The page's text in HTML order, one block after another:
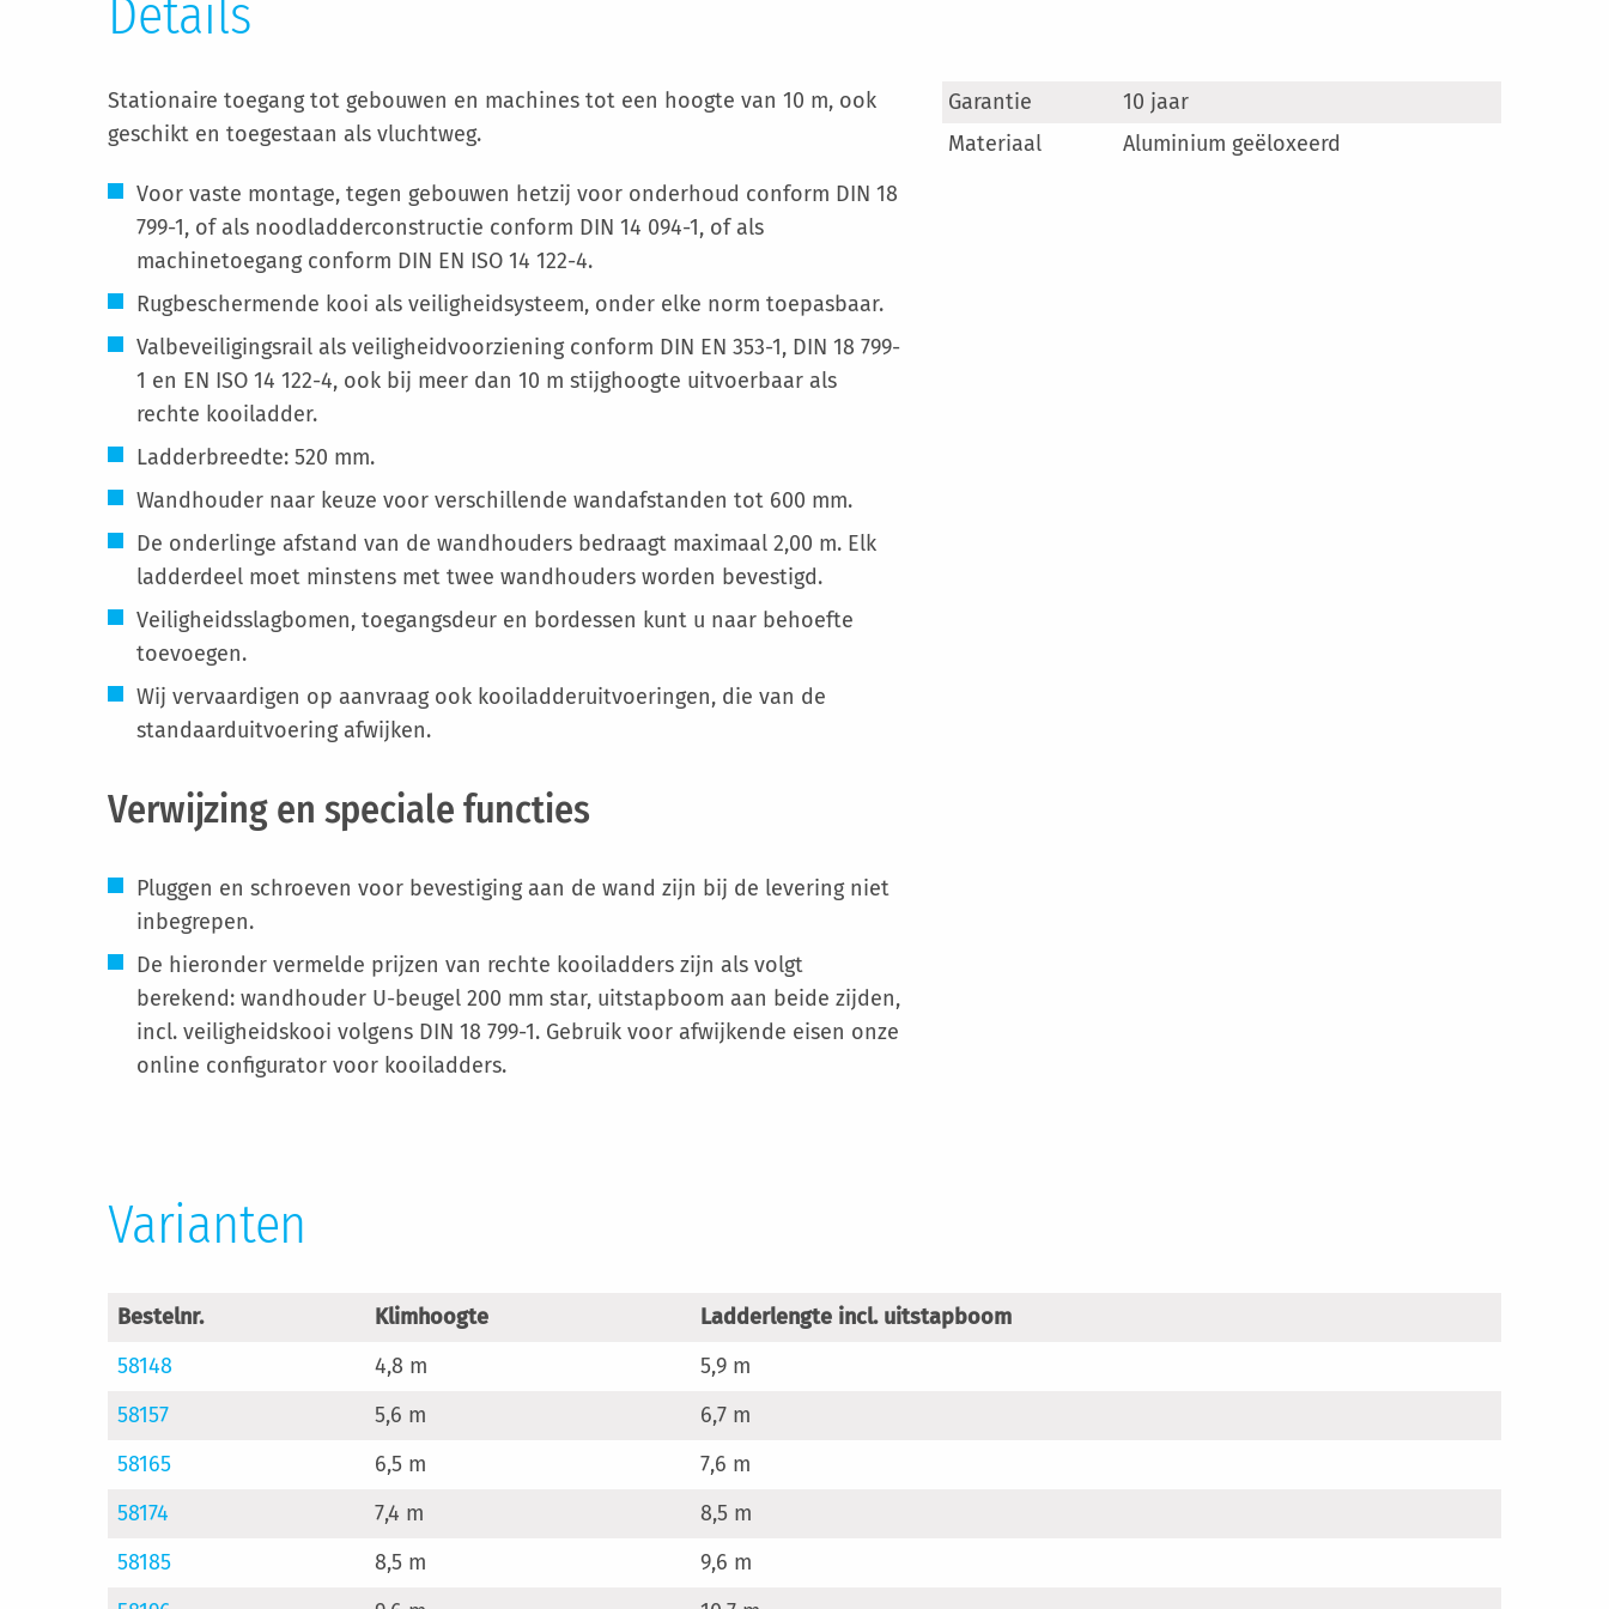
Details
Stationaire toegang tot gebouwen en machines tot een hoogte van 10 m, ook
geschikt en toegestaan als vluchtweg.
Voor vaste montage, tegen gebouwen hetzij voor onderhoud conform DIN 18
799-1, of als noodladderconstructie conform DIN 14 094-1, of als
machinetoegang conform DIN EN ISO 14 122-4.
Rugbeschermende kooi als veiligheidsysteem, onder elke norm toepasbaar.
Valbeveiligingsrail als veiligheidvoorziening conform DIN EN 353-1, DIN 18 799-
1 en EN ISO 14 122-4, ook bij meer dan 10 m stijghoogte uitvoerbaar als
rechte kooiladder.
Ladderbreedte: 520 mm.
Wandhouder naar keuze voor verschillende wandafstanden tot 600 mm.
De onderlinge afstand van de wandhouders bedraagt maximaal 2,00 m. Elk
ladderdeel moet minstens met twee wandhouders worden bevestigd.
Veiligheidsslagbomen, toegangsdeur en bordessen kunt u naar behoefte
toevoegen.
Wij vervaardigen op aanvraag ook kooiladderuitvoeringen, die van de
standaarduitvoering afwijken.
Verwijzing en speciale functies
Pluggen en schroeven voor bevestiging aan de wand zijn bij de levering niet
inbegrepen.
De hieronder vermelde prijzen van rechte kooiladders zijn als volgt
berekend: wandhouder U-beugel 200 mm star, uitstapboom aan beide zijden,
incl. veiligheidskooi volgens DIN 18 799-1. Gebruik voor afwijkende eisen onze
online configurator voor kooiladders.
Meer
informatie
Garantie
10 jaar
Materiaal
Aluminium geëloxeerd
Varianten
Bestelnr. Klimhoogte
Ladderlengte incl. uitstapboom
58148
4,8 m
5,9 m
58157
5,6 m
6,7 m
58165
6,5 m
7,6 m
58174
7,4 m
8,5 m
58185
8,5 m
9,6 m